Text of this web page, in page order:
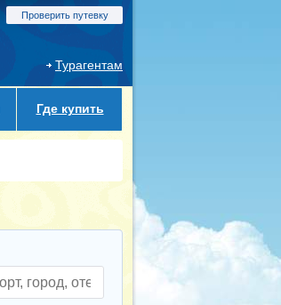
Проверить путевку
Турагентам
Где купить